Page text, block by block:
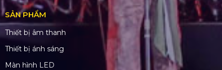
SẢN PHẨM
Thiết bị âm thanh
Thiết bị ánh sáng
Màn hình LED